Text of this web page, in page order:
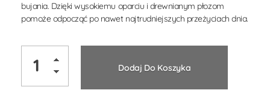
bujania. Dzięki wysokiemu oparciu i drewnianym płozom
pomoże odpocząć po nawet najtrudniejszych przeżyciach dnia.
Dodaj Do Koszyka